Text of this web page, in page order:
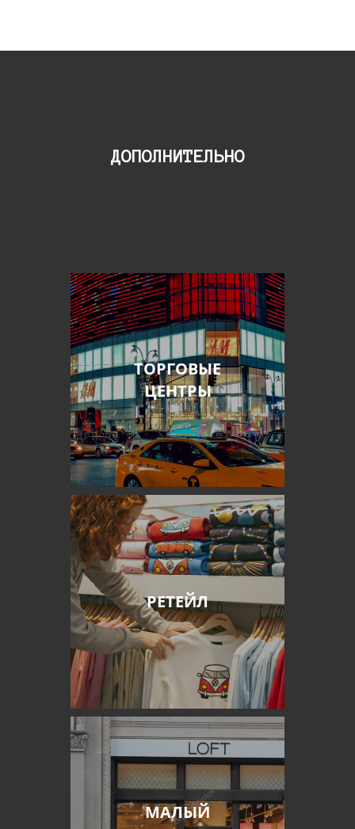
ДОПОЛНИТЕЛЬНО
ТОРГОВЫЕ
ЦЕНТРЫ
РЕТЕЙЛ
МАЛЫЙ